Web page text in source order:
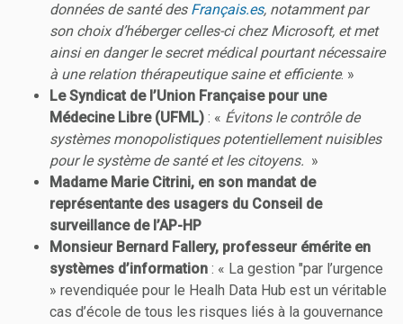
données de santé des Français.es, notamment par
son choix d’héberger celles-ci chez Microsoft, et met
ainsi en danger le secret médical pourtant nécessaire
à une relation thérapeutique saine et efficiente. »
Le Syndicat de l’Union Française pour une
Médecine Libre (UFML) : « Évitons le contrôle de
systèmes monopolistiques potentiellement nuisibles
pour le système de santé et les citoyens. »
Madame Marie Citrini, en son mandat de
représentante des usagers du Conseil de
surveillance de l’AP-HP
Monsieur Bernard Fallery, professeur émérite en
systèmes d’information : « La gestion "par l’urgence
» revendiquée pour le Healh Data Hub est un véritable
cas d’école de tous les risques liés à la gouvernance